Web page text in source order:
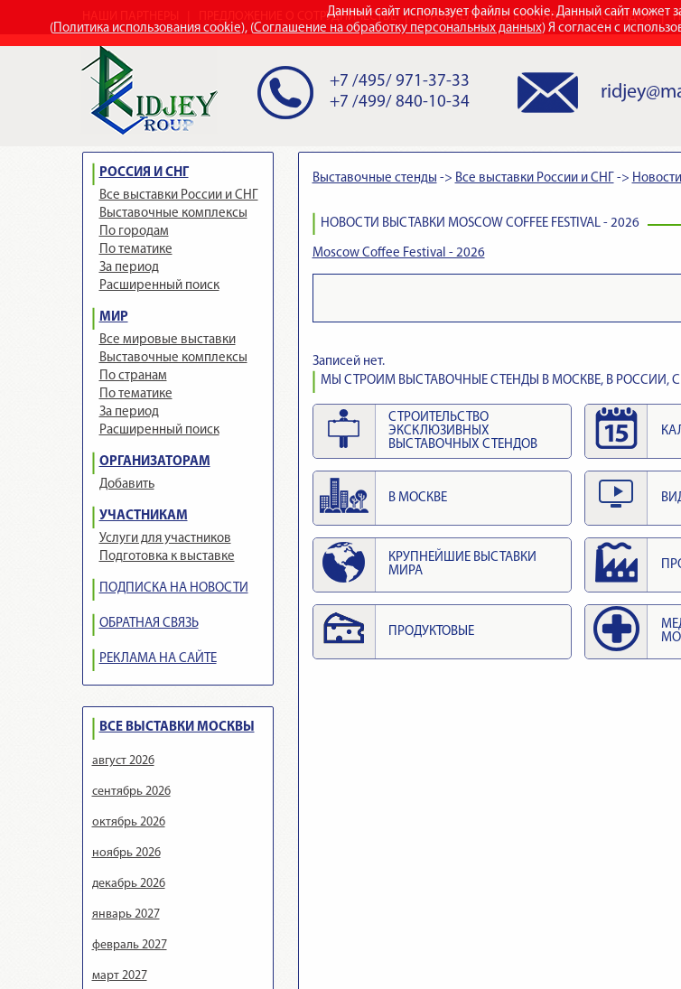
Данный сайт использует файлы cookie. Данный сайт может
(Политика использования cookie), (Соглашение на обработку персональных данных) Я согласен с
ПРЕДЛОЖЕНИЕ О СОТРУДНИЧЕСТВЕ СТРОИТЕЛЬСТВО ВЫСТАВОЧНЫХ СТЕНДОВ
+7 /495/ 971-37-33
+7 /499/ 840-10-34
РОССИЯ И СНГ
Все выставки России и СНГ
Выставочные комплексы
По городам
По тематике
За период
Расширенный поиск
МИР
Все мировые выставки
Выставочные комплексы
По странам
По тематике
За период
Расширенный поиск
ОРГАНИЗАТОРАМ
Добавить
УЧАСТНИКАМ
Услуги для участников
Подготовка к выставке
ПОДПИСКА НА НОВОСТИ
ОБРАТНАЯ СВЯЗЬ
РЕКЛАМА НА САЙТЕ
ВСЕ ВЫСТАВКИ МОСКВЫ
август 2026
сентябрь 2026
октябрь 2026
ноябрь 2026
декабрь 2026
январь 2027
февраль 2027
март 2027
Выставочные стенды -> Все выставки России и СНГ ->
НОВОСТИ ВЫСТАВКИ MOSCOW COFFEE FESTIVAL - 2026
Moscow Coffee Festival - 2026
Записей нет.
МЫ СТРОИМ ВЫСТАВОЧНЫЕ СТЕНДЫ В МОСКВЕ, В РОССИИ,
СТРОИТЕЛЬСТВО
ЭКСКЛЮЗИВНЫХ
ВЫСТАВОЧНЫХ СТЕНДОВ
В МОСКВЕ
КРУПНЕЙШИЕ ВЫСТАВКИ
МИРА
ПРОДУКТОВЫЕ